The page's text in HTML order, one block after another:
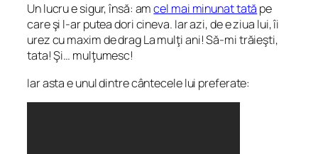
Un lucru e sigur, însă: amcel mai minunat tată pe
care şi l-ar putea dori cineva. Iar azi, de e ziua lui, îi
urez cu maxim de drag La mulţi ani! Să-mi trăieşti,
tata! Şi… mulţumesc!
Iar asta e unul dintre cântecele lui preferate: